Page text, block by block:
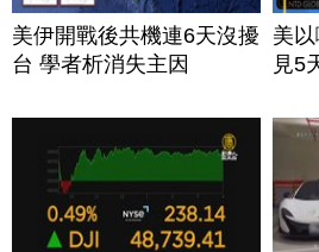
美伊開戰後共機連6天沒擾
台 學者析消失主因
美
見5